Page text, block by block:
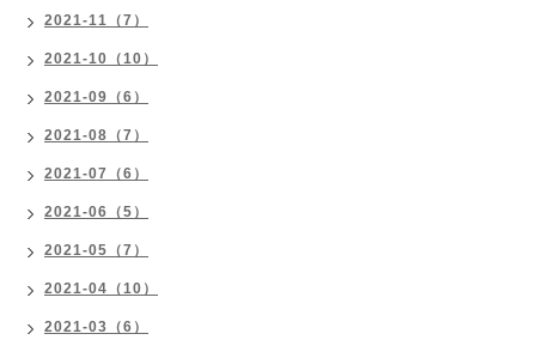
2021-11（7）
2021-10（10）
2021-09（6）
2021-08（7）
2021-07（6）
2021-06（5）
2021-05（7）
2021-04（10）
2021-03（6）